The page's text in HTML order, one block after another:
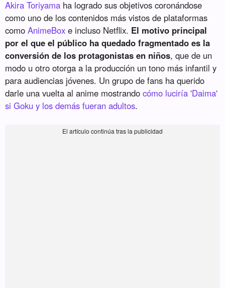
Akira Toriyama ha logrado sus objetivos coronándose
como uno de los contenidos más vistos de plataformas
comoAnimeBox e incluso Netflix. El motivo principal
por el que el público ha quedado fragmentado es la
conversión de los protagonistas en niños, que de un
modo u otro otorga a la producción un tono más infantil y
para audiencias jóvenes. Un grupo de fans ha querido
darle una vuelta al anime mostrandocómo luciría 'Daima'
si Goku y los demás fueran adultos.